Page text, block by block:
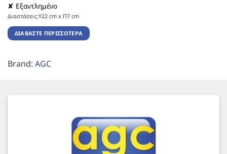
✘ Εξαντλημένο
Διαστάσεις:Υ22 cm x Π7 cm
ΔΙΑΒΆΣΤΕ ΠΕΡΙΣΣΌΤΕΡΑ
Brand: AGC